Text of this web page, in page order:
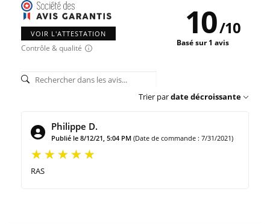
VOIR L'ATTESTATION
Contrôle & qualité
10/10
Basé sur 1 avis
Trier pardate décroissante
Philippe D.
Publié le 8/12/21, 5:04 PM (Date de commande : 7/31/2021)
RAS